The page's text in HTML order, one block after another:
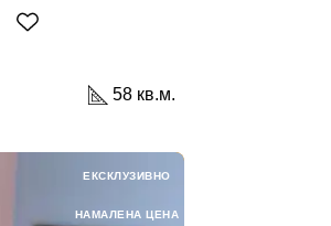
58 кв.м.
ЕКСКЛУЗИВНО
НАМАЛЕНА ЦЕНА